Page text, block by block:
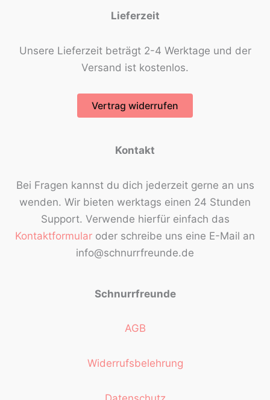
Lieferzeit
Unsere Lieferzeit beträgt 2-4 Werktage und der
Versand ist kostenlos.
Vertrag widerrufen
Kontakt
Bei Fragen kannst du dich jederzeit gerne an uns
wenden. Wir bieten werktags einen 24 Stunden
Support. Verwende hierfür einfach das
Kontaktformular oder schreibe uns eine E-Mail an
info@schnurrfreunde.de
Schnurrfreunde
AGB
Widerrufsbelehrung